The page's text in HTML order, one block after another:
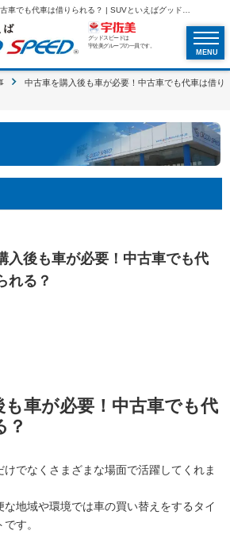
グッドスピードは
宇佐美グループの一員です。
MENU
中古車を購入後も車が必要！中古車でも代車は借り
入後も車が必要！中古車でも代
れる？
も車が必要！中古車でも代
？
でなくさまざまな場面で活躍してくれま
地域や環境では車の買い替えをするタイ
す。